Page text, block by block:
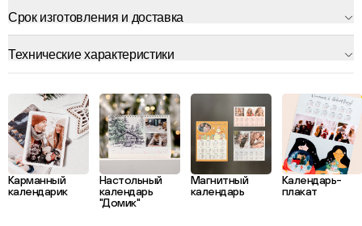
Срок изготовления и доставка
Технические характеристики
Карманный
календарик
Настольный
календарь
"Домик"
Магнитный
календарь
Календарь-
плакат